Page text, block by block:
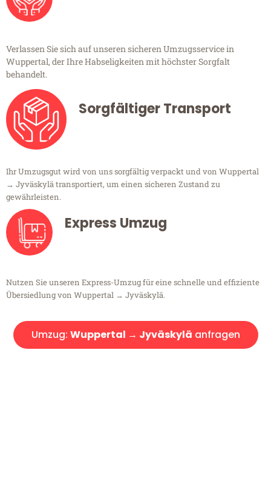
Verlassen Sie sich auf unseren sicheren Umzugsservice in
Wuppertal, der Ihre Habseligkeiten mit höchster Sorgfalt
behandelt.
Sorgfältiger Transport
Ihr Umzugsgut wird von uns sorgfältig verpackt und von Wuppertal
→ Jyväskylä transportiert, um einen sicheren Zustand zu
gewährleisten.
Express Umzug
Nutzen Sie unseren Express-Umzug für eine schnelle und effiziente
Übersiedlung von Wuppertal → Jyväskylä.
Umzug: Wuppertal → Jyväskylä anfragen